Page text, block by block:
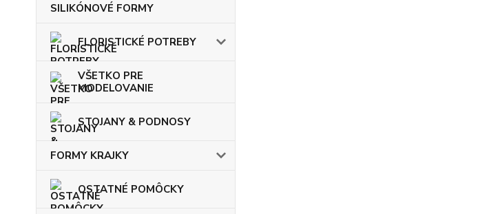
SILIKÓNOVÉ FORMY
FLORISTICKÉ POTREBY
VŠETKO PRE
MODELOVANIE
STOJANY & PODNOSY
FORMY KRAJKY
OSTATNÉ POMÔCKY